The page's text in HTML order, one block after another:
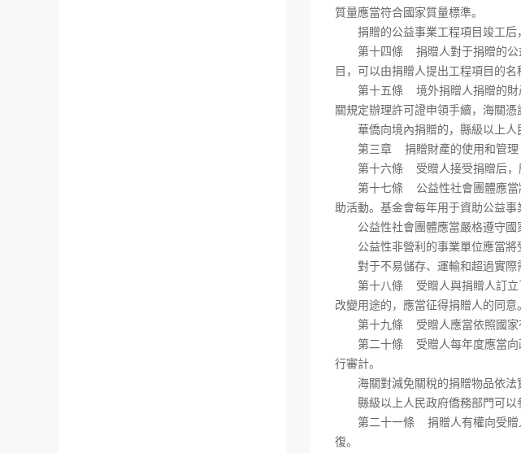
質量應當符合國家質量標準。
捐贈的公益事業工程項目竣工后
第十四條 捐贈人對于捐贈的公益
目，可以由捐贈人提出工程項目的名
第十五條 境外捐贈人捐贈的財產
關規定辦理許可證申領手續，海關憑
華僑向境內捐贈的，縣級以上人
第三章 捐贈財產的使用和管理
第十六條 受贈人接受捐贈后，應
第十七條 公益性社會團體應當將
助活動。基金會每年用于資助公益
公益性社會團體應當嚴格遵守國
公益性非營利的事業單位應當將
對于不易儲存、運輸和超過實際
第十八條 受贈人與捐贈人訂立了
改變用途的，應當征得捐贈人的同意。
第十九條 受贈人應當依照國家有
第二十條 受贈人每年度應當向政
行審計。
海關對減免關稅的捐贈物品依法
縣級以上人民政府僑務部門可以
第二十一條 捐贈人有權向受贈人
復。